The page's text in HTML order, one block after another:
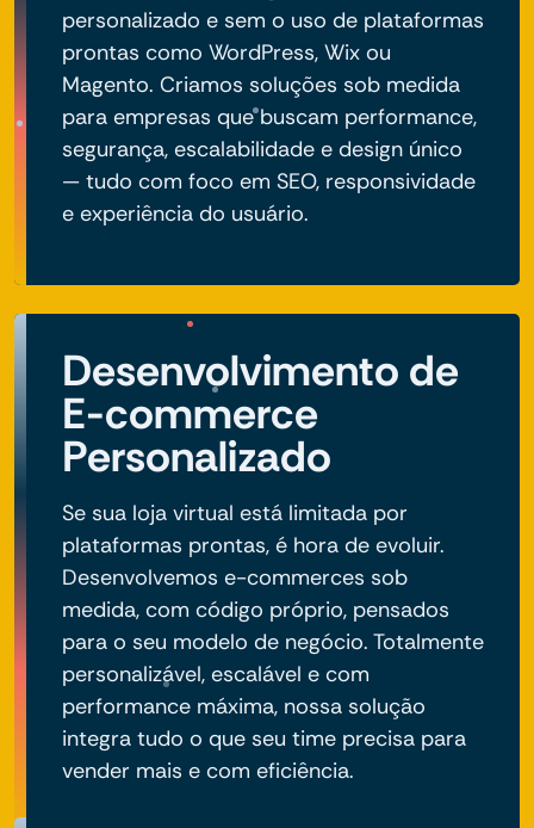
personalizado e sem o uso de plataformas
prontas como WordPress, Wix ou
Magento. Criamos soluções sob medida
para empresas que buscam performance,
segurança, escalabilidade e design único
— tudo com foco em SEO, responsividade
e experiência do usuário.
Desenvolvimento de
E-commerce
Personalizado
Se sua loja virtual está limitada por
plataformas prontas, é hora de evoluir.
Desenvolvemos e-commerces sob
medida, com código próprio, pensados
para o seu modelo de negócio. Totalmente
personalizável, escalável e com
performance máxima, nossa solução
integra tudo o que seu time precisa para
vender mais e com eficiência.